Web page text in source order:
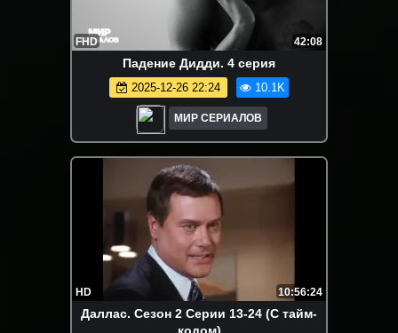
FHD 42:08
Падение Дидди. 4 серия
2025-12-26 22:24 10.1K
МИР СЕРИАЛОВ
HD 10:56:24
Даллас. Сезон 2 Серии 13-24 (С тайм-